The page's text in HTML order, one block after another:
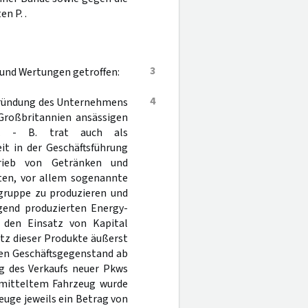
P. .
3
Wertungen getroffen:
4
des Unternehmens
ansässigen
S. - B. trat auch als
in der Geschäftsführung
von Getränken und
vor allem sogenannte
zu produzieren und
produzierten Energy-
Einsatz von Kapital
dieser Produkte äußerst
Geschäftsgegenstand ab
Verkaufs neuer Pkws
Fahrzeug wurde
jeweils ein Betrag von